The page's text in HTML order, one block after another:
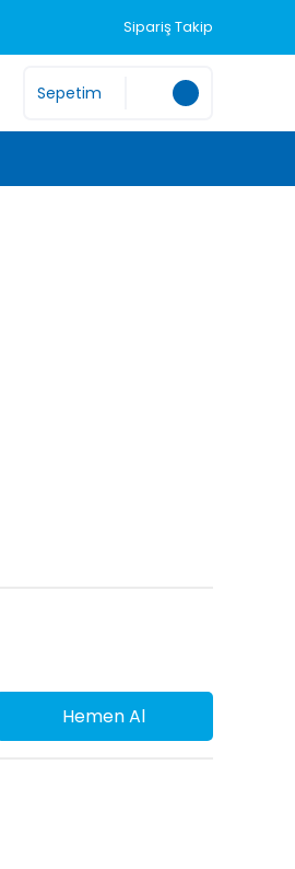
Sipariş Takip
Sepetim
Hemen Al